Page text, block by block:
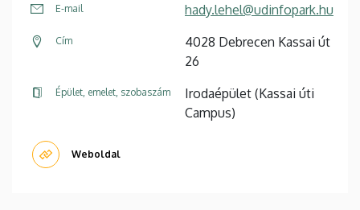
E-mail hady.lehel@udinfopark.hu
Cím
4028 Debrecen Kassai út
26
Épület, emelet, szobaszám
Irodaépület (Kassai úti
Campus)
Weboldal